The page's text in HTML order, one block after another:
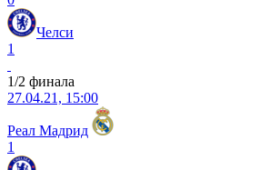
Челси
1
1/2 финала
27.04.21, 15:00
Реал Мадрид
1